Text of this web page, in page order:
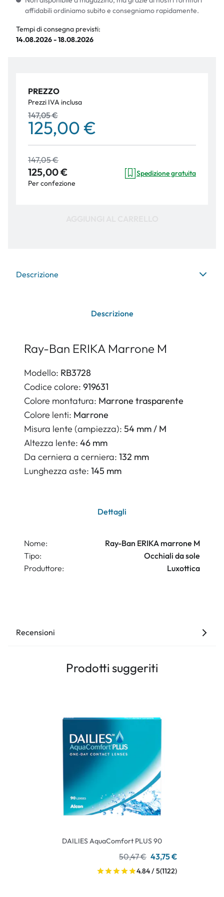
affidabili ordiniamo subito e consegniamo rapidamente.
Tempi di consegna previsti:
14.08.2026 - 18.08.2026
PREZZO
Prezzi IVA inclusa
147,05 €
125,00 €
147,05 €
125,00 €
Per confezione
Spedizione gratuita
Descrizione
Descrizione
Ray-Ban ERIKA Marrone M
Modello: RB3728
Codice colore: 919631
Colore montatura: Marrone trasparente
Colore lenti: Marrone
Misura lente (ampiezza): 54 mm / M
Altezza lente: 46 mm
Da cerniera a cerniera: 132 mm
Lunghezza aste: 145 mm
Dettagli
Nome:
Ray-Ban ERIKA marrone M
Tipo:
Occhiali da sole
Produttore:
Luxottica
Recensioni
Prodotti suggeriti
DAILIES AquaComfort PLUS 90
50,47 € 43,75 €
4.84 / 5(1122)